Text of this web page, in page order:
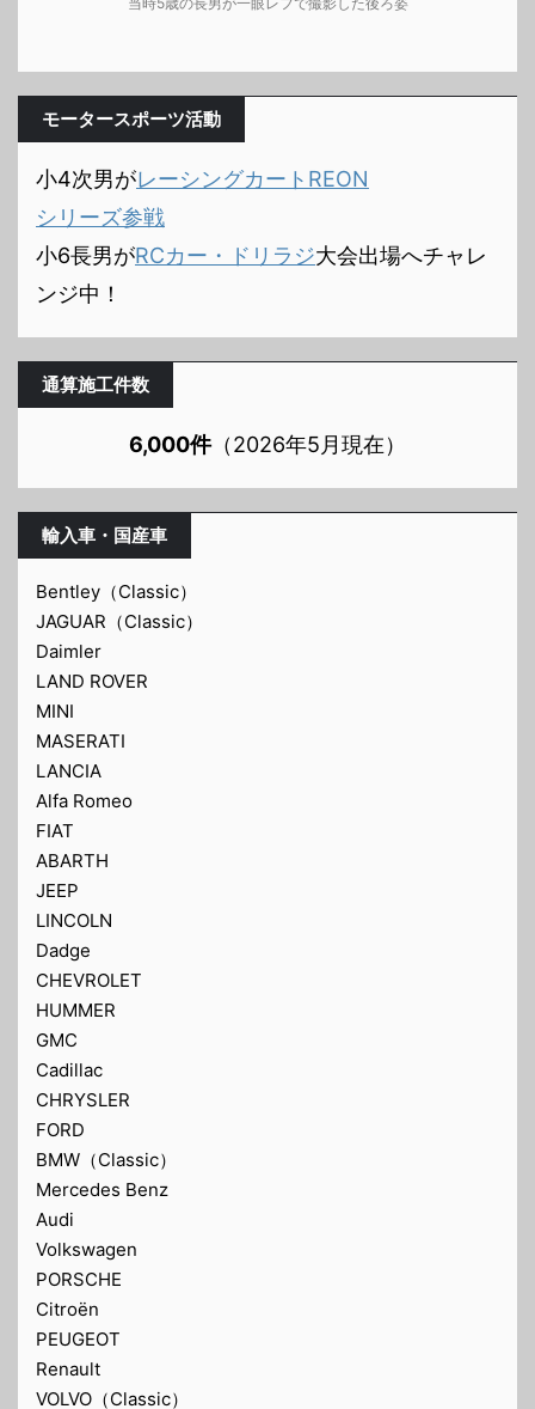
モータースポーツ活動
小4次男がレーシングカートREON
シリーズ参戦
小6長男がRCカー・ドリラジ大会出場へチャレ
ンジ中！
通算施工件数
6,000件（2026年5月現在）
輸入車・国産車
Bentley（Classic）
JAGUAR（Classic）
Daimler
LAND ROVER
MINI
MASERATI
LANCIA
Alfa Romeo
FIAT
ABARTH
JEEP
LINCOLN
Dadge
CHEVROLET
HUMMER
GMC
Cadillac
CHRYSLER
FORD
BMW（Classic）
Mercedes Benz
Audi
Volkswagen
PORSCHE
Citroën
PEUGEOT
Renault
VOLVO（Classic）